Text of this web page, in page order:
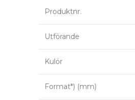
Produktnr.
Utförande
Kulör
Format*) (mm)